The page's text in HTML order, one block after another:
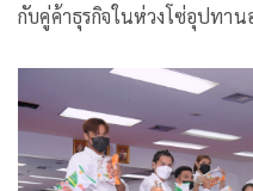
กับคู่ค้าธุรกิจในห่วงโซ่อุปทา
เติบโตไปด้วยกัน สร้างควา